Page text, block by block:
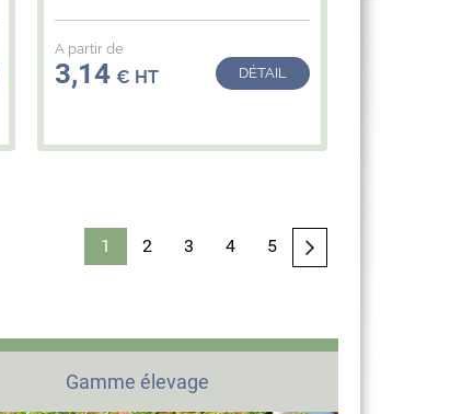
A partir de
3,14 € HT DÉTAIL
1 2 3 4 5
Gamme élevage